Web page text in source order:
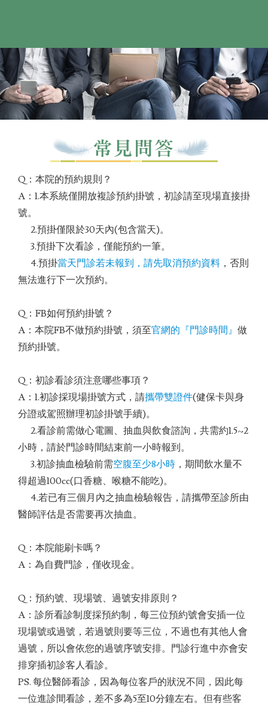
Q：本院的預約規則？
A：1.本系統僅開放複診預約掛號，初診請至現場直接掛
號。
2.預掛僅限於30天內(包含當天)。
3.預掛下次看診，僅能預約一筆。
4.預掛當天門診若未報到，請先取消預約資料 ，否則
無法進行下一次預約。
Q：FB如何預約掛號？
A：本院FB不做預約掛號，須至官網的『門診時間』 做
預約掛號。
Q：初診看診須注意哪些事項？
A：1.初診採現場掛號方式，請攜帶雙證件(健保卡與身
分證或駕照辦理初診掛號手續)。
2.看診前需做心電圖、抽血與飲食諮詢，共需約1.5~2
小時，請於門診時間結束前一小時報到。
3.初診抽血檢驗前需空腹至少8小時 ，期間飲水量不
得超過100cc(口香糖、喉糖不能吃)。
4.若已有三個月內之抽血檢驗報告，請攜帶至診所由
醫師評估是否需要再次抽血。
Q：本院能刷卡嗎？
A：為自費門診，僅收現金。
Q：預約號、現場號、過號安排原則？
A：診所看診制度採預約制，每三位預約號會安插一位
現場號或過號，若過號則要等三位，不過也有其他人會
過號，所以會依您的過號序號安排。門診行進中亦會安
排穿插初診客人看診。
PS. 每位醫師看診，因為每位客戶的狀況不同，因此每
一位進診間看診，差不多為5至10分鐘左右。但有些客